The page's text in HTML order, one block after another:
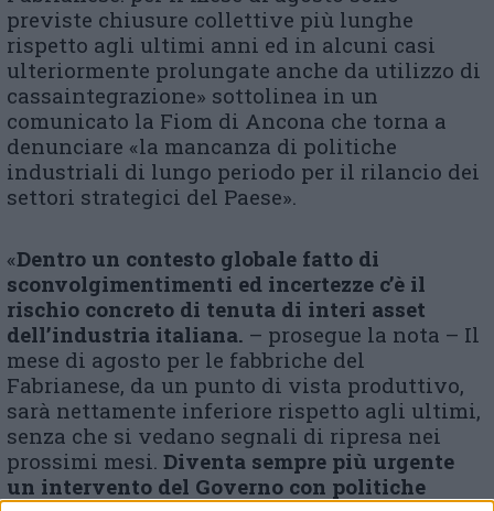
previste chiusure collettive più lunghe
rispetto agli ultimi anni ed in alcuni casi
ulteriormente prolungate anche da utilizzo di
cassaintegrazione» sottolinea in un
comunicato la Fiom di Ancona che torna a
denunciare «la mancanza di politiche
industriali di lungo periodo per il rilancio dei
settori strategici del Paese».
«Dentro un contesto globale fatto di
sconvolgimentimenti ed incertezze c’è il
rischio concreto di tenuta di interi asset
dell’industria italiana. – prosegue la nota – Il
mese di agosto per le fabbriche del
Fabrianese, da un punto di vista produttivo,
sarà nettamente inferiore rispetto agli ultimi,
senza che si vedano segnali di ripresa nei
prossimi mesi. Diventa sempre più urgente
un intervento del Governo con politiche